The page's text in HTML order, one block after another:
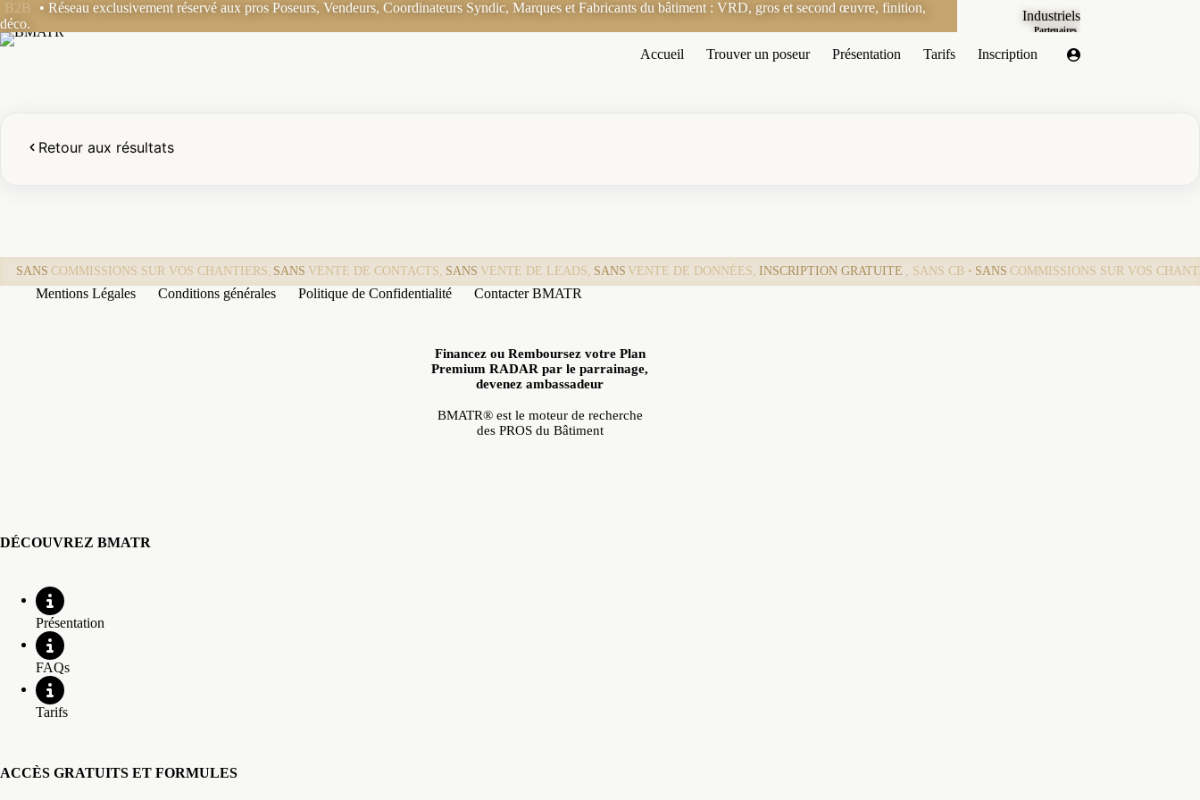
Passer
au
contenu
B2B
• Réseau exclusivement réservé aux pros Poseurs, Vendeurs, Coordinateurs Syndic, Marques et Fabricants du bâtiment : VRD, gros et second œuvre, finition,
déco.
Industriels
Partenaires
Accueil Trouver un poseur Présentation Tarifs Inscription
Retour aux résultats
SANS COMMISSIONS SUR VOS CHANTIERS, SANS VENTE DE CONTACTS, SANS VENTE DE LEADS, SANS VENTE DE DONNÉES, INSCRIPTION GRATUITE , SANS CB • SANS COMMISSIONS SUR VOS
Mentions Légales Conditions générales Politique de Confidentialité Contacter BMATR
Financez ou Remboursez votre Plan
Premium RADAR par le parrainage,
devenez ambassadeur
BMATR® est le moteur de recherche
des PROS du Bâtiment
DÉCOUVREZ BMATR
Présentation
FAQs
Tarifs
ACCÈS GRATUITS ET FORMULES